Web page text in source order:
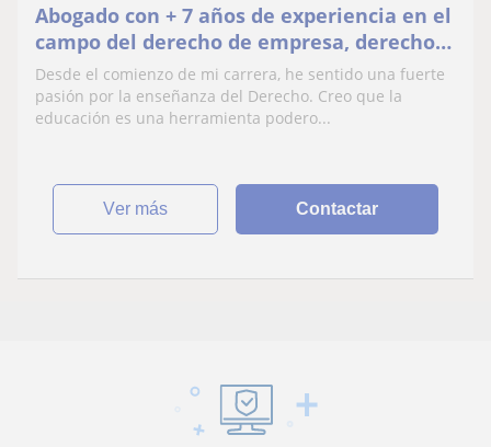
Abogado con + 7 años de experiencia en el
campo del derecho de empresa, derecho
de IP & IT, derecho civil y contractual.
Cuento con 3 máster, 2 post-grados y 3
certificados de especialización.
Desde el comienzo de mi carrera, he sentido una fuerte
pasión por la enseñanza del Derecho. Creo que la
educación es una herramienta podero...
ver más Contactar